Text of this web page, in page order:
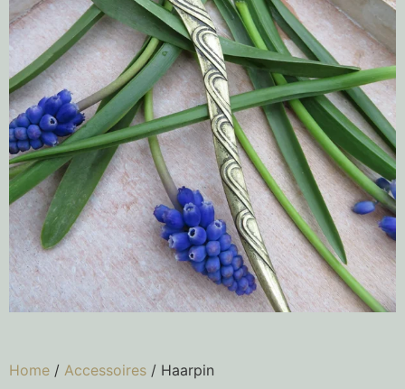
Home / Accessoires / Haarpin